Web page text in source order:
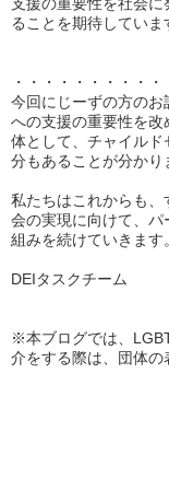
ることを期待していま
・・・・・・・・・
今回にじーずの方の
への支援の重要性を
体として、チャイル
分もあることが分かり
私たちはこれからも
会の実現に向けて、パ
組みを続けていきます。
DEIタスクチーム
※本ブログでは、
介をする際は、団体の